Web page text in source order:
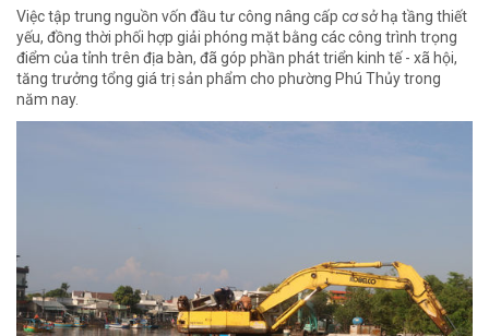
Việc tập trung nguồn vốn đầu tư công nâng cấp cơ sở hạ tầng thiết
yếu, đồng thời phối hợp giải phóng mặt bằng các công trình trọng
điểm của tỉnh trên địa bàn, đã góp phần phát triển kinh tế - xã hội,
tăng trưởng tổng giá trị sản phẩm cho phường Phú Thủy trong
năm nay.